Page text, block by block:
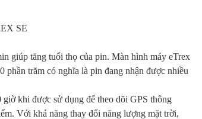
SE
giúp tăng tuổi thọ của pin. Màn hình máy eTrex
phần trăm có nghĩa là pin đang nhận được nhiều
khi được sử dụng để theo dõi GPS thông
Với khả năng thay đổi năng lượng mặt trời,